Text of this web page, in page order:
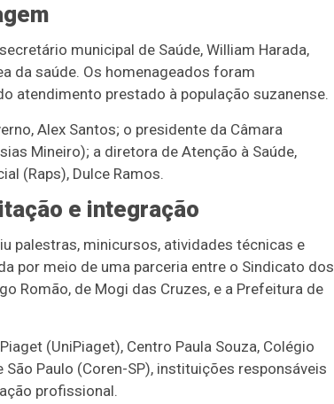
municipal de Saúde, William Harada,
da saúde. Os homenageados foram
atendimento prestado à população suzanense.
Alex Santos; o presidente da Câmara
Mineiro); a diretora de Atenção à Saúde,
(Raps), Dulce Ramos.
e integração
palestras, minicursos, atividades técnicas e
por meio de uma parceria entre o Sindicato dos
Romão, de Mogi das Cruzes, e a Prefeitura de
(UniPiaget), Centro Paula Souza, Colégio
Paulo (Coren-SP), instituições responsáveis
profissional.